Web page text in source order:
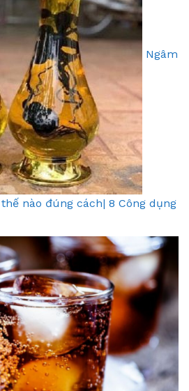
Ngâm
nào đúng cách| 8 Công dụng